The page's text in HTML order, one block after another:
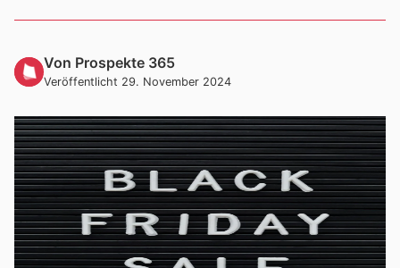
Von Prospekte 365
Veröffentlicht 29. November 2024